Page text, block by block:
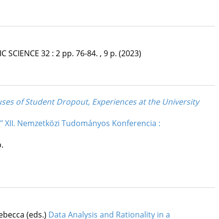
SCIENCE 32: 2 pp. 76-84. , 9 p. (2023)
of Student Dropout, Experiences at the University
Nemzetközi Tudományos Konferencia :
(eds.) Data Analysis and Rationality in a